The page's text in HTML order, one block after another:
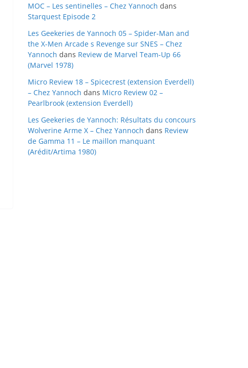
s
MOC – Les sentinelles – Chez Yannoch dans
Starquest Episode 2
Les Geekeries de Yannoch 05 – Spider-Man and
the X-Men Arcade s Revenge sur SNES – Chez
Yannoch dans Review de Marvel Team-Up 66
(Marvel 1978)
Micro Review 18 – Spicecrest (extension Everdell)
– Chez Yannoch dans Micro Review 02 –
Pearlbrook (extension Everdell)
Les Geekeries de Yannoch: Résultats du concours
Wolverine Arme X – Chez Yannoch dans Review
de Gamma 11 – Le maillon manquant
(Arédit/Artima 1980)